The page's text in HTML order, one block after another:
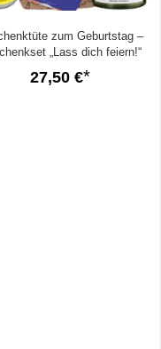
zum Geburtstag –
„Lass dich feiern!“
27,50 €